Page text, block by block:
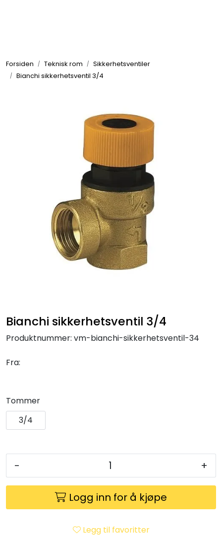
Forsiden Teknisk rom
Sikkerhetsventiler
Bianchi sikkerhetsventil 3/4
Bianchi sikkerhetsventil 3/4
Produktnummer: vm-bianchi-sikkerhetsventil-34
Fra:
Tommer
3/4
- +
Logg inn for å kjøpe
Legg til favoritter
Gulvvarme og gatevarme
Klammer og festemateriell
Klemringskoblinger
Radiatorer
Planfront radiatorer
Rør
Watersafe
Elektrokjeler
Utleieverktøy
Vifter